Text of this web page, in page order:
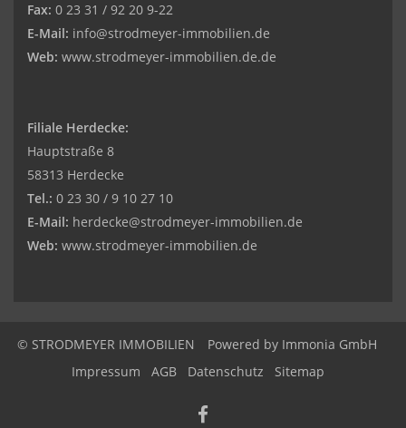
Fax: 0 23 31 / 92 20 9-22
E-Mail: info@strodmeyer-immobilien.de
Web: www.strodmeyer-immobilien.de.de
Filiale Herdecke:
Hauptstraße 8
58313 Herdecke
Tel.: 0 23 30 / 9 10 27 10
E-Mail: herdecke@strodmeyer-immobilien.de
Web: www.strodmeyer-immobilien.de
© STRODMEYER IMMOBILIEN Powered by Immonia GmbH
Impressum
AGB Datenschutz Sitemap